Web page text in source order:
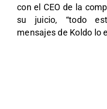
con el CEO de la
su juicio, “todo
mensajes de Koldo lo